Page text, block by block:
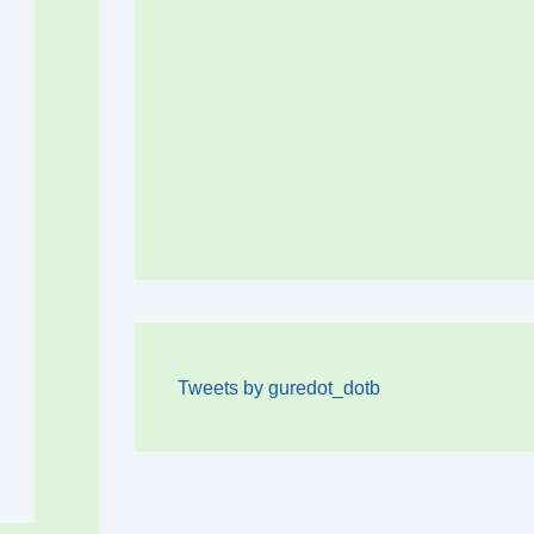
Tweets by guredot_dotb